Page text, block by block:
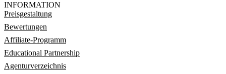
INFORMATION
Preisgestaltung
Bewertungen
Affiliate-Programm
Educational Partnership
Agenturverzeichnis